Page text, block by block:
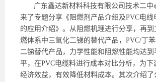
广东鑫达新材料科技有限公司技术二中
来了专题分享《阻燃剂产品介绍及PVC电线
的应用介绍》。从阻燃机理进行分享，再到
燃体系中三氧化二锑的替代产品，PVC/丁
二锑替代产品，力学性能和阻燃性能均达
平，在PVC电缆料进行成本对比分析，为下
经济效益，有效降低材料成本。其次介绍